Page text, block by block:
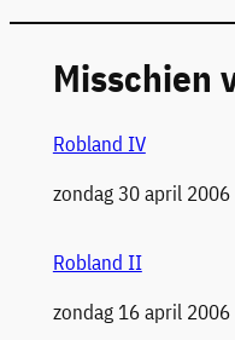
Misschien
Robland IV
Datum
zondag 30 april 2006
Robland II
Datum
zondag 16 april 2006